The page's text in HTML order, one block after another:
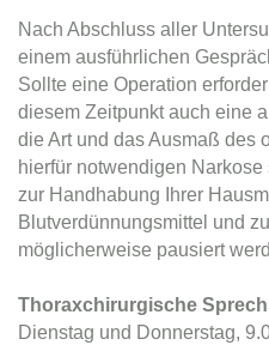
Nach Abschluss aller
einem ausführlichen
Sollte eine Operation
diesem Zeitpunkt auch eine
die Art und das Ausmaß des
hierfür notwendigen
zur Handhabung Ihrer
Blutverdünnungsmittel und
möglicherweise pausiert
Thoraxchirurgische
Dienstag und Donnerstag,